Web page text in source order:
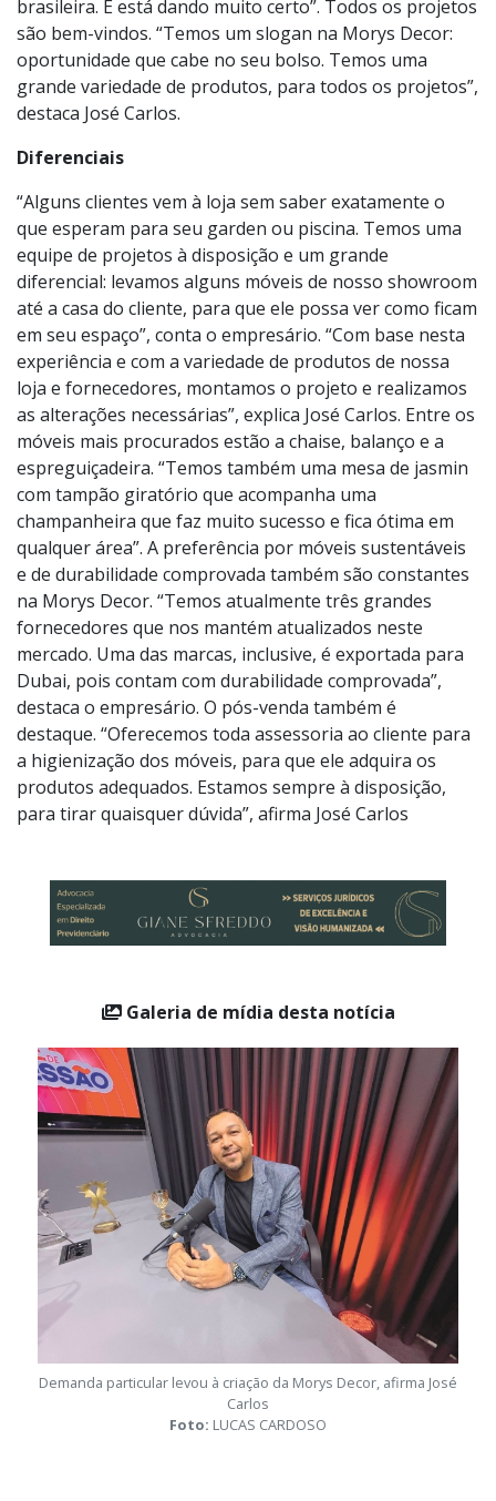
brasileira. E está dando muito certo”. Todos os projetos
são bem-vindos. “Temos um slogan na Morys Decor:
oportunidade que cabe no seu bolso. Temos uma
grande variedade de produtos, para todos os projetos”,
“Alguns clientes vem à loja sem saber exatamente o
que esperam para seu garden ou piscina. Temos uma
equipe de projetos à disposição e um grande
diferencial: levamos alguns móveis de nosso showroom
até a casa do cliente, para que ele possa ver como ficam
em seu espaço”, conta o empresário. “Com base nesta
experiência e com a variedade de produtos de nossa
loja e fornecedores, montamos o projeto e realizamos
as alterações necessárias”, explica José Carlos. Entre os
móveis mais procurados estão a chaise, balanço e a
espreguiçadeira. “Temos também uma mesa de jasmin
com tampão giratório que acompanha uma
champanheira que faz muito sucesso e fica ótima em
qualquer área”. A preferência por móveis sustentáveis
e de durabilidade comprovada também são constantes
na Morys Decor. “Temos atualmente três grandes
fornecedores que nos mantém atualizados neste
mercado. Uma das marcas, inclusive, é exportada para
Dubai, pois contam com durabilidade comprovada”,
destaca o empresário. O pós-venda também é
destaque. “Oferecemos toda assessoria ao cliente para
a higienização dos móveis, para que ele adquira os
produtos adequados. Estamos sempre à disposição,
Demanda particular levou à criação da Morys Decor, afirma José
Carlos